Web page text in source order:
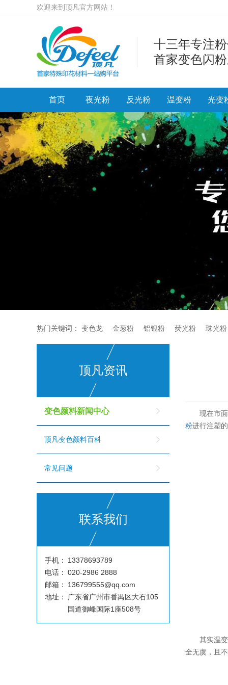
欢迎来到顶凡官方网站！
十三年专注
首家变色闪
首页 夜光粉 反光粉 温变粉 光变
热门关键词： 变色龙 金葱粉 铝银粉 荧光粉 珠光粉
顶凡资讯
变色颜料新闻中心
顶凡变色颜料百科
常见问题
联系我们
手机：
13378693789
电话： 020-2986 2888
邮箱：
136799555@qq.com
地址：
广东省广州市番禺区大石105
国道御峰国际1座508号
现在市
粉进行注塑
其实温
全无虞，且